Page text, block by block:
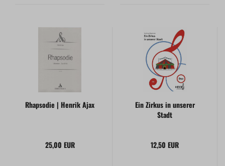
Rhapsodie | Henrik Ajax
25,00 EUR
Ein Zirkus in unserer
Stadt
12,50 EUR